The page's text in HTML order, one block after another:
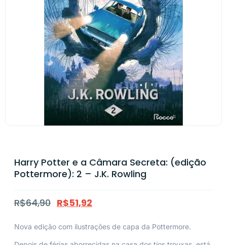
Harry Potter e a Câmara Secreta: (edição
Pottermore): 2 – J.K. Rowling
R$64,90 R$51,92
Nova edição com ilustrações de capa da Pottermore.